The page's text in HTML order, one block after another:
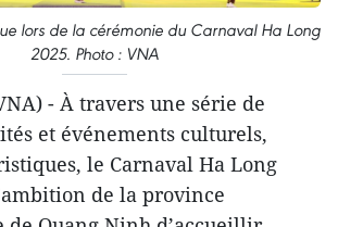
lors de la cérémonie du Carnaval Ha Long
2025. Photo : VNA
- À travers une série de
et événements culturels,
le Carnaval Ha Long
de la province